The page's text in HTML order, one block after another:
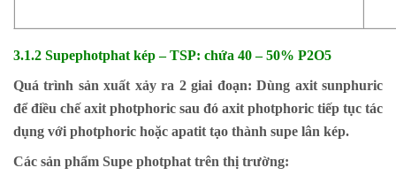
3.1.2 Supephotphat kép – TSP: chứa 40 – 50% P2O5
Quá trình sản xuất xảy ra 2 giai đoạn: Dùng axit sunphuric
để điều chế axit photphoric sau đó axit photphoric tiếp tục tác
dụng với photphoric hoặc apatit tạo thành supe lân kép.
Các sản phẩm Supe photphat trên thị trường: